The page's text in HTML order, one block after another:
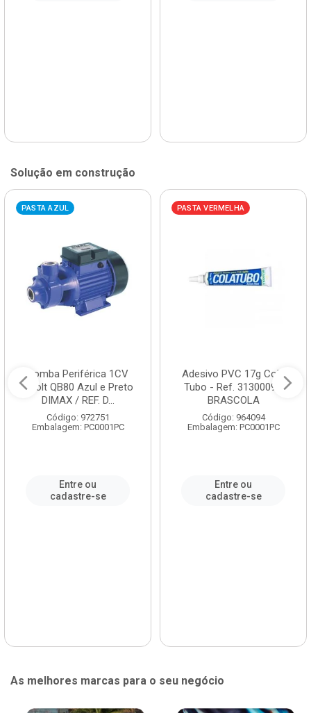
Solução em construção
PASTA AZUL
Bomba Periférica 1CV
Bivolt QB80 Azul e Preto
DIMAX / REF. D...
Código: 972751
Embalagem: PC0001PC
Entre ou
cadastre-se
PASTA VERMELHA
Adesivo PVC 17g Cola
Tubo - Ref. 3130009 -
BRASCOLA
Código: 964094
Embalagem: PC0001PC
Entre ou
cadastre-se
As melhores marcas para o seu negócio